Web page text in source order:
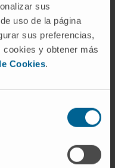
sus
uso de la página
sus preferencias,
cookies y obtener más
Cookies.
la derecha. En
usa en
clínicos;
y en la
intravenosas a